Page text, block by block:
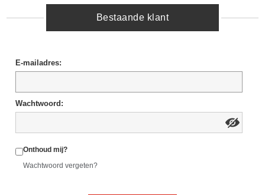
Bestaande klant
E-mailadres:
Wachtwoord:
Onthoud mij?
Wachtwoord vergeten?